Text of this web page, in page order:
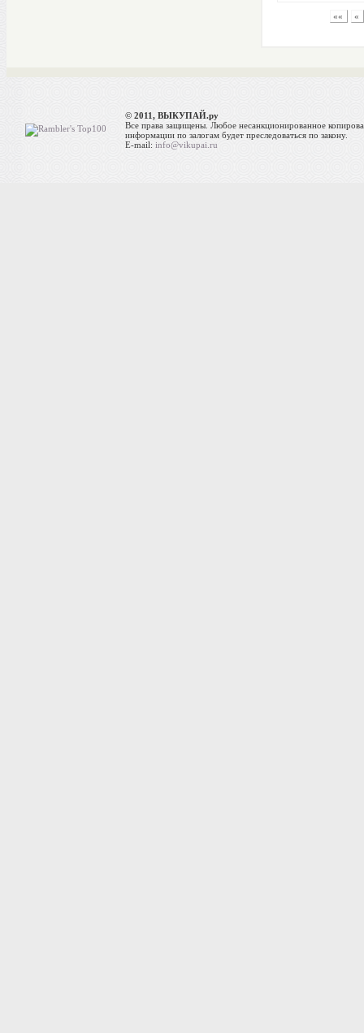
«« «
© 2011, ВЫКУПАЙ.ру
Все права защищены. Любое несанкционированное
информации по залогам будет преследоваться по закону.
E-mail:info@vikupai.ru